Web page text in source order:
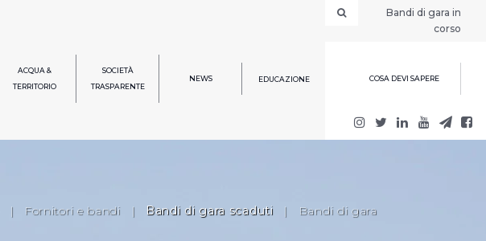
Bandi di gara in
corso
ACQUA &
TERRITORIO
SOCIETÀ
TRASPARENTE
NEWS EDUCAZIONE COSA DEVI SAPERE
| Fornitori e bandi | Bandi di gara scaduti | Bandi di gara